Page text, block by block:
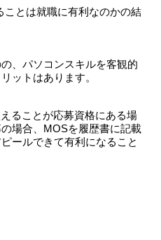
ことは就職に有利なのかの結
、パソコンスキルを客観的
ットはあります。
ることが応募資格にある場
場合、MOSを履歴書に記載
ールできて有利になること